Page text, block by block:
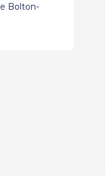
Bolton-